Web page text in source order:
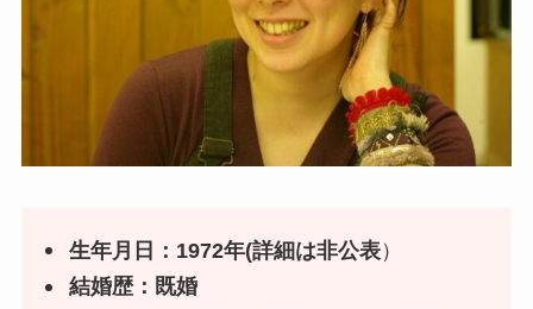
生年月日：1972年(詳細は非公表）
結婚歴：既婚